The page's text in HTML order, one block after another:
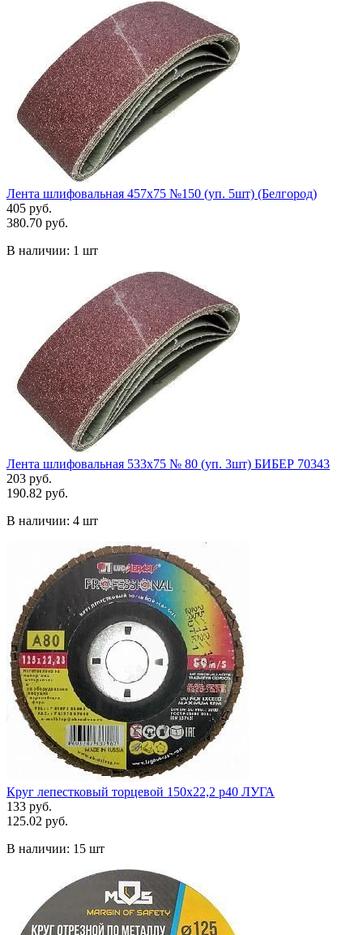
Лента шлифовальная 457х75 №150 (уп. 5шт) (Белгород)
405 руб.
380.70 руб.
В наличии: 1 шт
Лента шлифовальная 533х75 № 80 (уп. 3шт) БИБЕР 70343
203 руб.
190.82 руб.
В наличии: 4 шт
Круг лепестковый торцевой 150х22,2 р40 ЛУГА
133 руб.
125.02 руб.
В наличии: 15 шт